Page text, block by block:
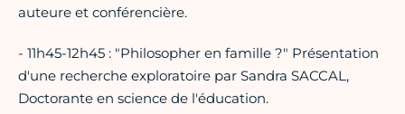
auteure et conférencière.
- 11h45-12h45 : "Philosopher en famille ?" Présentation
d'une recherche exploratoire par Sandra SACCAL,
Doctorante en science de l'éducation.